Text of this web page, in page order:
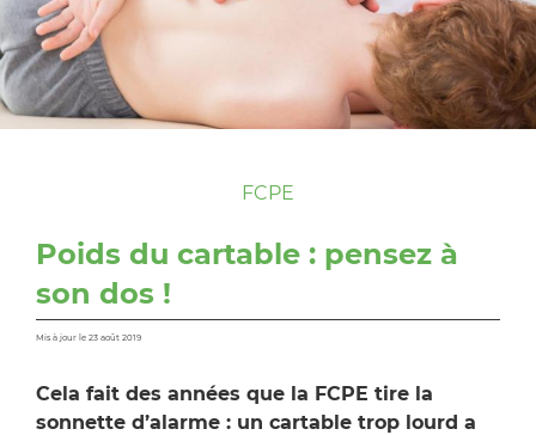
FCPE
Poids du cartable : pensez à
son dos !
Mis à jour le 23 août 2019
Cela fait des années que la FCPE tire la
sonnette d’alarme : un cartable trop lourd a